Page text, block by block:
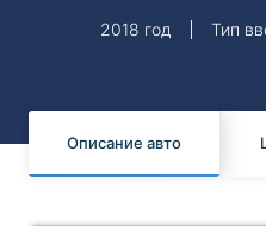
2018 год Тип
Описание авто